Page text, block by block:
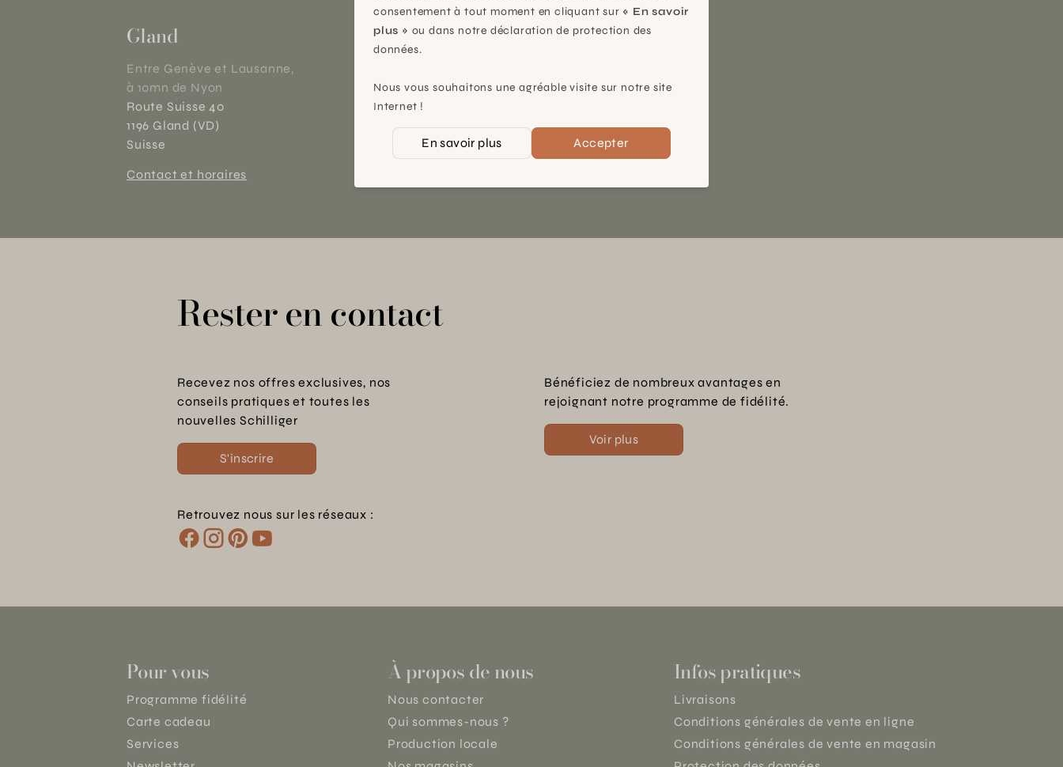
Gland
Entre Genève et Lausanne,
à 10mn de Nyon
Route Suisse 40
1196 Gland (VD)
Suisse
Contact et horaires
Plan-les-Ouates
Chemin des Charrotons 25
1228 Plan-les-Ouates (GE)
Suisse
Contact et horaires
Rester en contact
Recevez nos offres exclusives, nos
conseils pratiques et toutes les
nouvelles Schilliger
S'inscrire
Bénéficiez de nombreux avantages en
rejoignant notre programme de fidélité.
Voir plus
Retrouvez nous sur les réseaux :
Pour vous
Programme fidélité
Carte cadeau
Services
À propos de nous
Nous contacter
Qui sommes-nous ?
Production locale
Infos pratiques
Livraisons
Conditions générales de vente en ligne
Conditions générales de vente en magasin
consentement à tout moment en cliquant sur « En savoir
plus » ou dans notre déclaration de protection des
données.
Nous vous souhaitons une agréable visite sur notre site
Internet !
En savoir plus Accepter